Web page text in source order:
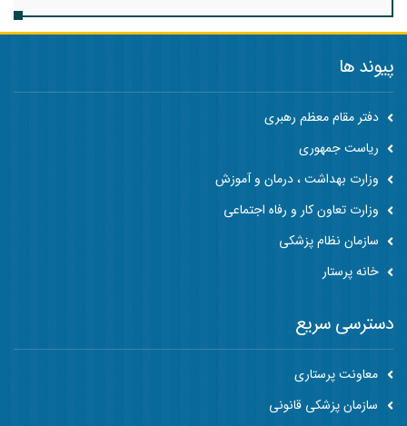
پیوند ها
دفتر مقام معظم رهبری
ریاست جمهوری
وزارت بهداشت ، درمان و آموزش
وزارت تعاون کار و رفاه اجتماعی
سازمان نظام پزشکی
خانه پرستار
دسترسی سریع
معاونت پرستاری
سازمان پزشکی قانونی